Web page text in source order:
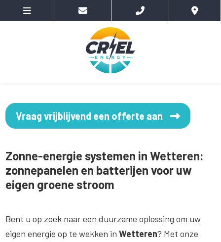
Vraag vrijblijvend een offerte aan
Zonne-energie systemen in Wetteren:
zonnepanelen en batterijen voor uw
eigen groene stroom
Bent u op zoek naar een duurzame oplossing om uw
eigen energie op te wekken inWetteren? Met onze